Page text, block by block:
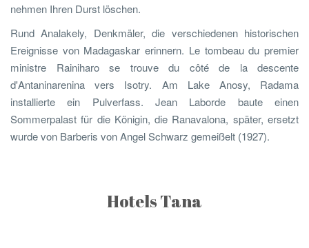
nehmen Ihren Durst löschen.
Rund Analakely, Denkmäler, die verschiedenen historischen
Ereignisse von Madagaskar erinnern. Le tombeau du premier
ministre Rainiharo se trouve du côté de la descente
d'Antaninarenina vers Isotry. Am Lake Anosy, Radama
installierte ein Pulverfass. Jean Laborde baute einen
Sommerpalast für die Königin, die Ranavalona, später, ersetzt
wurde von Barberis von Angel Schwarz gemeißelt (1927).
Hotels Tana